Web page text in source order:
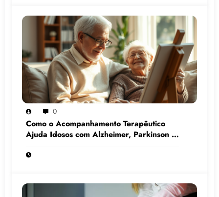
0
Como o Acompanhamento Terapêutico
Ajuda Idosos com Alzheimer, Parkinson e
Demência